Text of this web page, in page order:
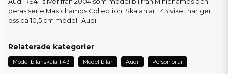
deras serie Maxichamps Collection. Skalan är 1:43 viket här ger
oss ca 10,5 cm modell-Audi.
Relaterade kategorier
Modellbilar skala 1:43 Modellbilar Audi Personbilar